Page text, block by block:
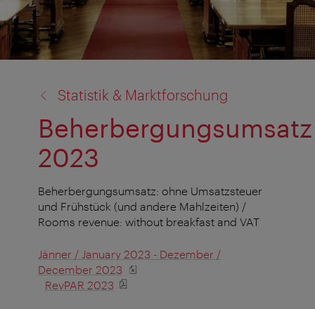
Statistik & Marktforschung
Beherbergungsumsatz
2023
Beherbergungsumsatz: ohne Umsatzsteuer
und Frühstück (und andere Mahlzeiten) /
Rooms revenue: without breakfast and VAT
Jänner / January 2023 - Dezember /
December 2023
RevPAR 2023